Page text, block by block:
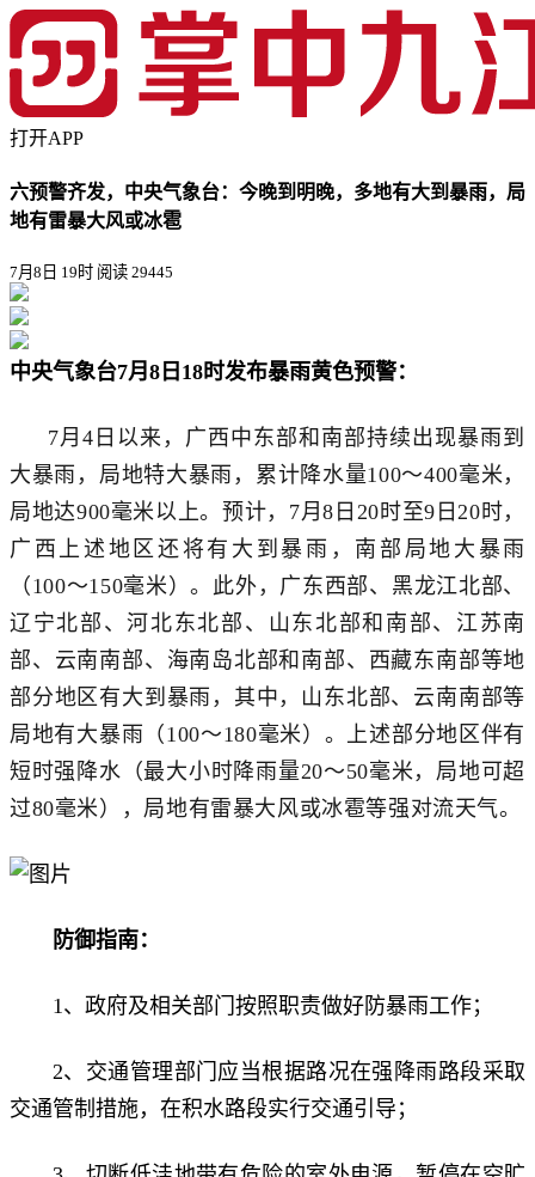
打开APP
六预警齐发，中央气象台：今晚到明晚，多地有大到暴雨，局
地有雷暴大风或冰雹
7月8日 19时 阅读 29445
中央气象台7月8日18时发布暴雨黄色预警：
7月4日以来，广西中东部和南部持续出现暴雨到
大暴雨，局地特大暴雨，累计降水量100～400毫米，
局地达900毫米以上。预计，7月8日20时至9日20时，
广西上述地区还将有大到暴雨，南部局地大暴雨
（100～150毫米）。此外，广东西部、黑龙江北部、
辽宁北部、河北东北部、山东北部和南部、江苏南
部、云南南部、海南岛北部和南部、西藏东南部等地
部分地区有大到暴雨，其中，山东北部、云南南部等
局地有大暴雨（100～180毫米） 。上述部分地区伴有
短时强降水（最大小时降雨量20～50毫米，局地可超
过80毫米），局地有雷暴大风或冰雹等强对流天气。
防御指南：
1、政府及相关部门按照职责做好防暴雨工作；
2、交通管理部门应当根据路况在强降雨路段采取
交通管制措施，在积水路段实行交通引导；